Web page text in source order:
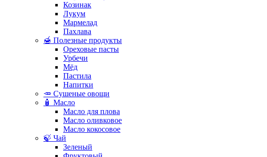
Козинак
Лукум
Мармелад
Пахлава
🍯 Полезные продукты
Ореховые пасты
Урбечи
Мёд
Пастила
Напитки
🥕 Сушеные овощи
🧴 Масло
Масло для плова
Масло оливковое
Масло кокосовое
🍃 Чай
Зеленый